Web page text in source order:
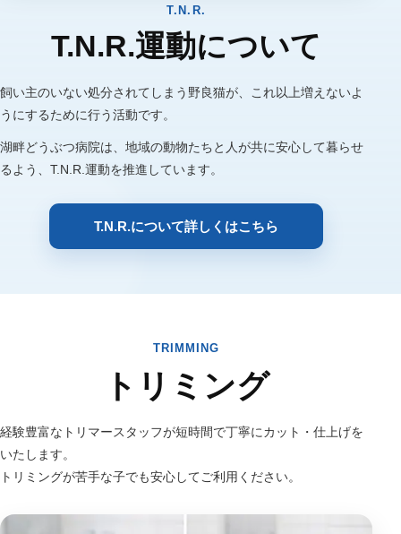
T.N.R.
T.N.R.運動について
飼い主のいない処分されてしまう野良猫が、これ以上増えないよ
うにするために行う活動です。
湖畔どうぶつ病院は、地域の動物たちと人が共に安心して暮らせ
るよう、T.N.R.運動を推進しています。
T.N.R.について詳しくはこちら
TRIMMING
トリミング
経験豊富なトリマースタッフが短時間で丁寧にカット・仕上げを
いたします。
トリミングが苦手な子でも安心してご利用ください。